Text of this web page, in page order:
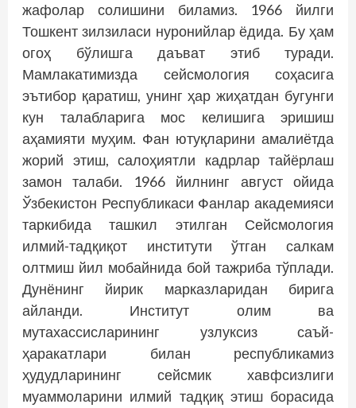
жафолар солишини биламиз. 1966 йилги
Тошкент зилзиласи нуронийлар ёдида. Бу ҳам
огоҳ бўлишга даъват этиб туради.
Мамлакатимизда сейсмология соҳасига
эътибор қаратиш, унинг ҳар жиҳатдан бугунги
кун талабларига мос келишига эришиш
аҳамияти муҳим. Фан ютуқларини амалиётда
жорий этиш, салоҳиятли кадрлар тайёрлаш
замон талаби. 1966 йилнинг август ойида
Ўзбекистон Республикаси Фанлар академияси
таркибида ташкил этилган Сейсмология
илмий-тадқиқот институти ўтган салкам
олтмиш йил мобайнида бой тажриба тўплади.
Дунёнинг йирик марказларидан бирига
айланди. Институт олим ва
мутахассисларининг узлуксиз саъй-
ҳаракатлари билан республикамиз
ҳудудларининг сейсмик хавфсизлиги
муаммоларини илмий тадқиқ этиш борасида